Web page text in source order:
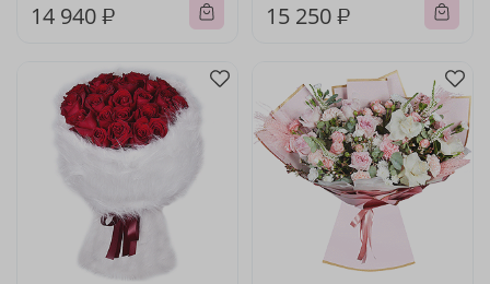
14 940 ₽ 15 250 ₽